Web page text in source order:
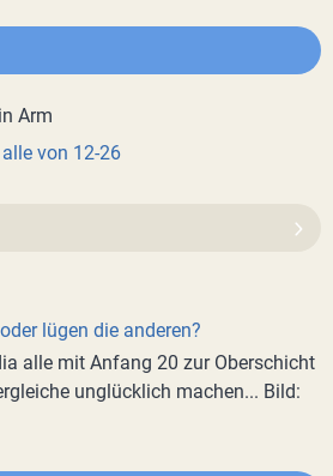
von 12-26
lügen die anderen?
alle mit Anfang 20 zur Oberschicht
unglücklich machen... Bild: